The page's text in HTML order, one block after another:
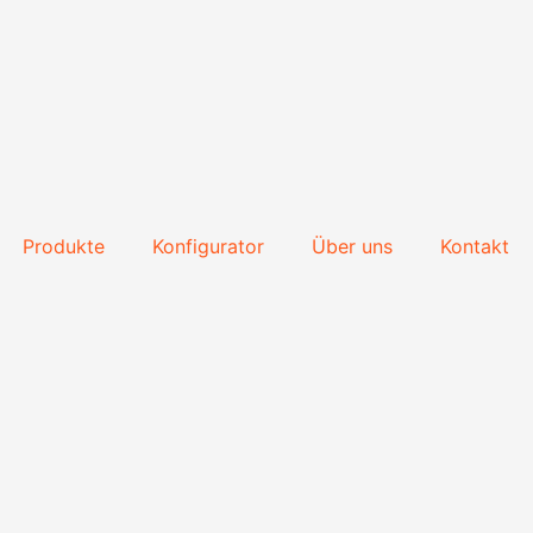
Produkte Konfigurator Über uns Kontakt